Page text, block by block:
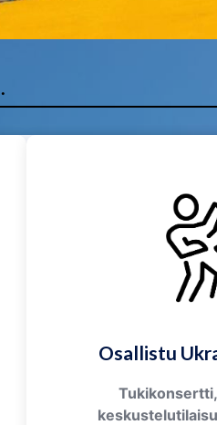
.
Osallistu